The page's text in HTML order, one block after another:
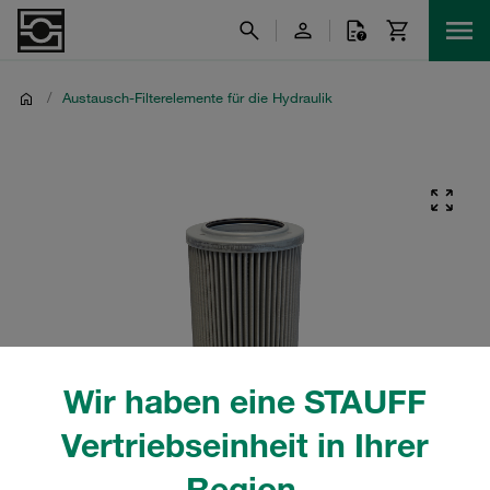
Wir haben eine STAUFF
Vertriebseinheit in Ihrer
/ Austausch-Filterelemente für die Hydraulik